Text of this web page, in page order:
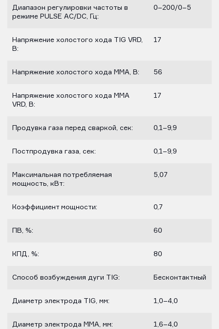
Диапазон регулировки частоты в
режиме PULSE AC/DC, Гц:
0–200/0–5
Напряжение холостого хода TIG VRD,
В:
17
Напряжение холостого хода ММА, В: 56
Напряжение холостого хода ММА
VRD, В:
17
Продувка газа перед сваркой, сек: 0,1–9,9
Постпродувка газа, сек: 0,1–9,9
Максимальная потребляемая
мощность, кВт:
5,07
Коэффициент мощности: 0,7
ПВ, %: 60
КПД, %: 80
Способ возбуждения дуги TIG: Бесконтактный
Диаметр электрода TIG, мм: 1,0–4,0
Диаметр электрода MMA, мм: 1,6–4,0